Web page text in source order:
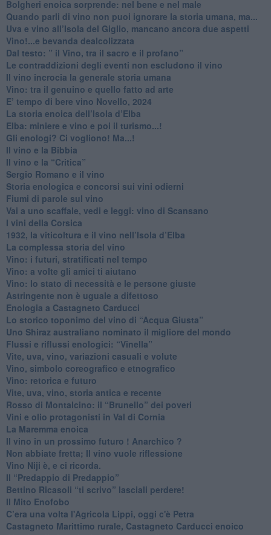
Bolgheri enoica sorprende: nel bene e nel male
​Quando parli di vino non puoi ignorare la storia umana, ma...
Uva e vino all’Isola del Giglio, mancano ancora due aspetti
​Vino!...e bevanda dealcolizzata
​Dal testo: ” il Vino, tra il sacro e il profano”
Le contraddizioni degli eventi non escludono il vino
​Il vino incrocia la generale storia umana
Vino: tra il genuino e quello fatto ad arte
E’ tempo di bere vino Novello, 2024
La storia enoica dell’Isola d’Elba
Elba: miniere e vino e poi il turismo...!
​Gli enologi? Ci vogliono! Ma...!
​Il vino e la Bibbia
​Il vino e la “Critica”
Sergio Romano e il vino
​Storia enologica e concorsi sui vini odierni
Fiumi di parole sul vino
​Vai a uno scaffale, vedi e leggi: vino di Scansano
​I vini della Corsica
​1932, la viticoltura e il vino nell’Isola d’Elba
​La complessa storia del vino
​Vino: i futuri, stratificati nel tempo
Vino: a volte gli amici ti aiutano
Vino: lo stato di necessità e le persone giuste
​Astringente non è uguale a difettoso
Enologia a Castagneto Carducci
Lo storico toponimo del vino di “Acqua Giusta”
Uno Shiraz australiano nominato il migliore del mondo
​Flussi e riflussi enologici: “Vinella”
Vite, uva, vino, variazioni casuali e volute
Vino, simbolo coreografico e etnografico
​Vino: retorica e futuro
​Vite, uva, vino, storia antica e recente
​Rosso di Montalcino: il “Brunello” dei poveri
Vini e olio protagonisti in Val di Cornia
​La Maremma enoica
Il vino in un prossimo futuro ! Anarchico ?
​Non abbiate fretta; Il vino vuole riflessione
​Vino Niji è, e ci ricorda.
Il “Predappio di Predappio”
Bettino Ricasoli “ti scrivo” lasciali perdere!
Il Mito Enofobo
​C’era una volta l'Agricola Lippi, oggi c'è Petra
​Castagneto Marittimo rurale, Castagneto Carducci enoico